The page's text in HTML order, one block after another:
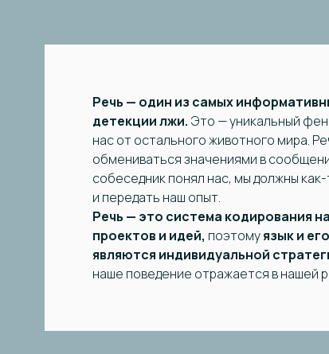
Речь — один из самых
детекции лжи. Это — уникальный
нас от остального животного мира.
обмениваться значениями в
собеседник понял нас, мы должны
и передать наш опыт.
Речь — это система кодирования
проектов и идей, поэтомуязык и
являются индивидуальной
наше поведение отражается в нашей